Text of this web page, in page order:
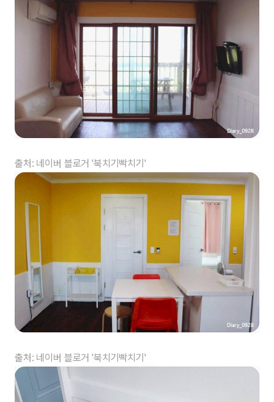
출처: 네이버 블로거 '북치기빡치기'
출처: 네이버 블로거 '북치기빡치기'